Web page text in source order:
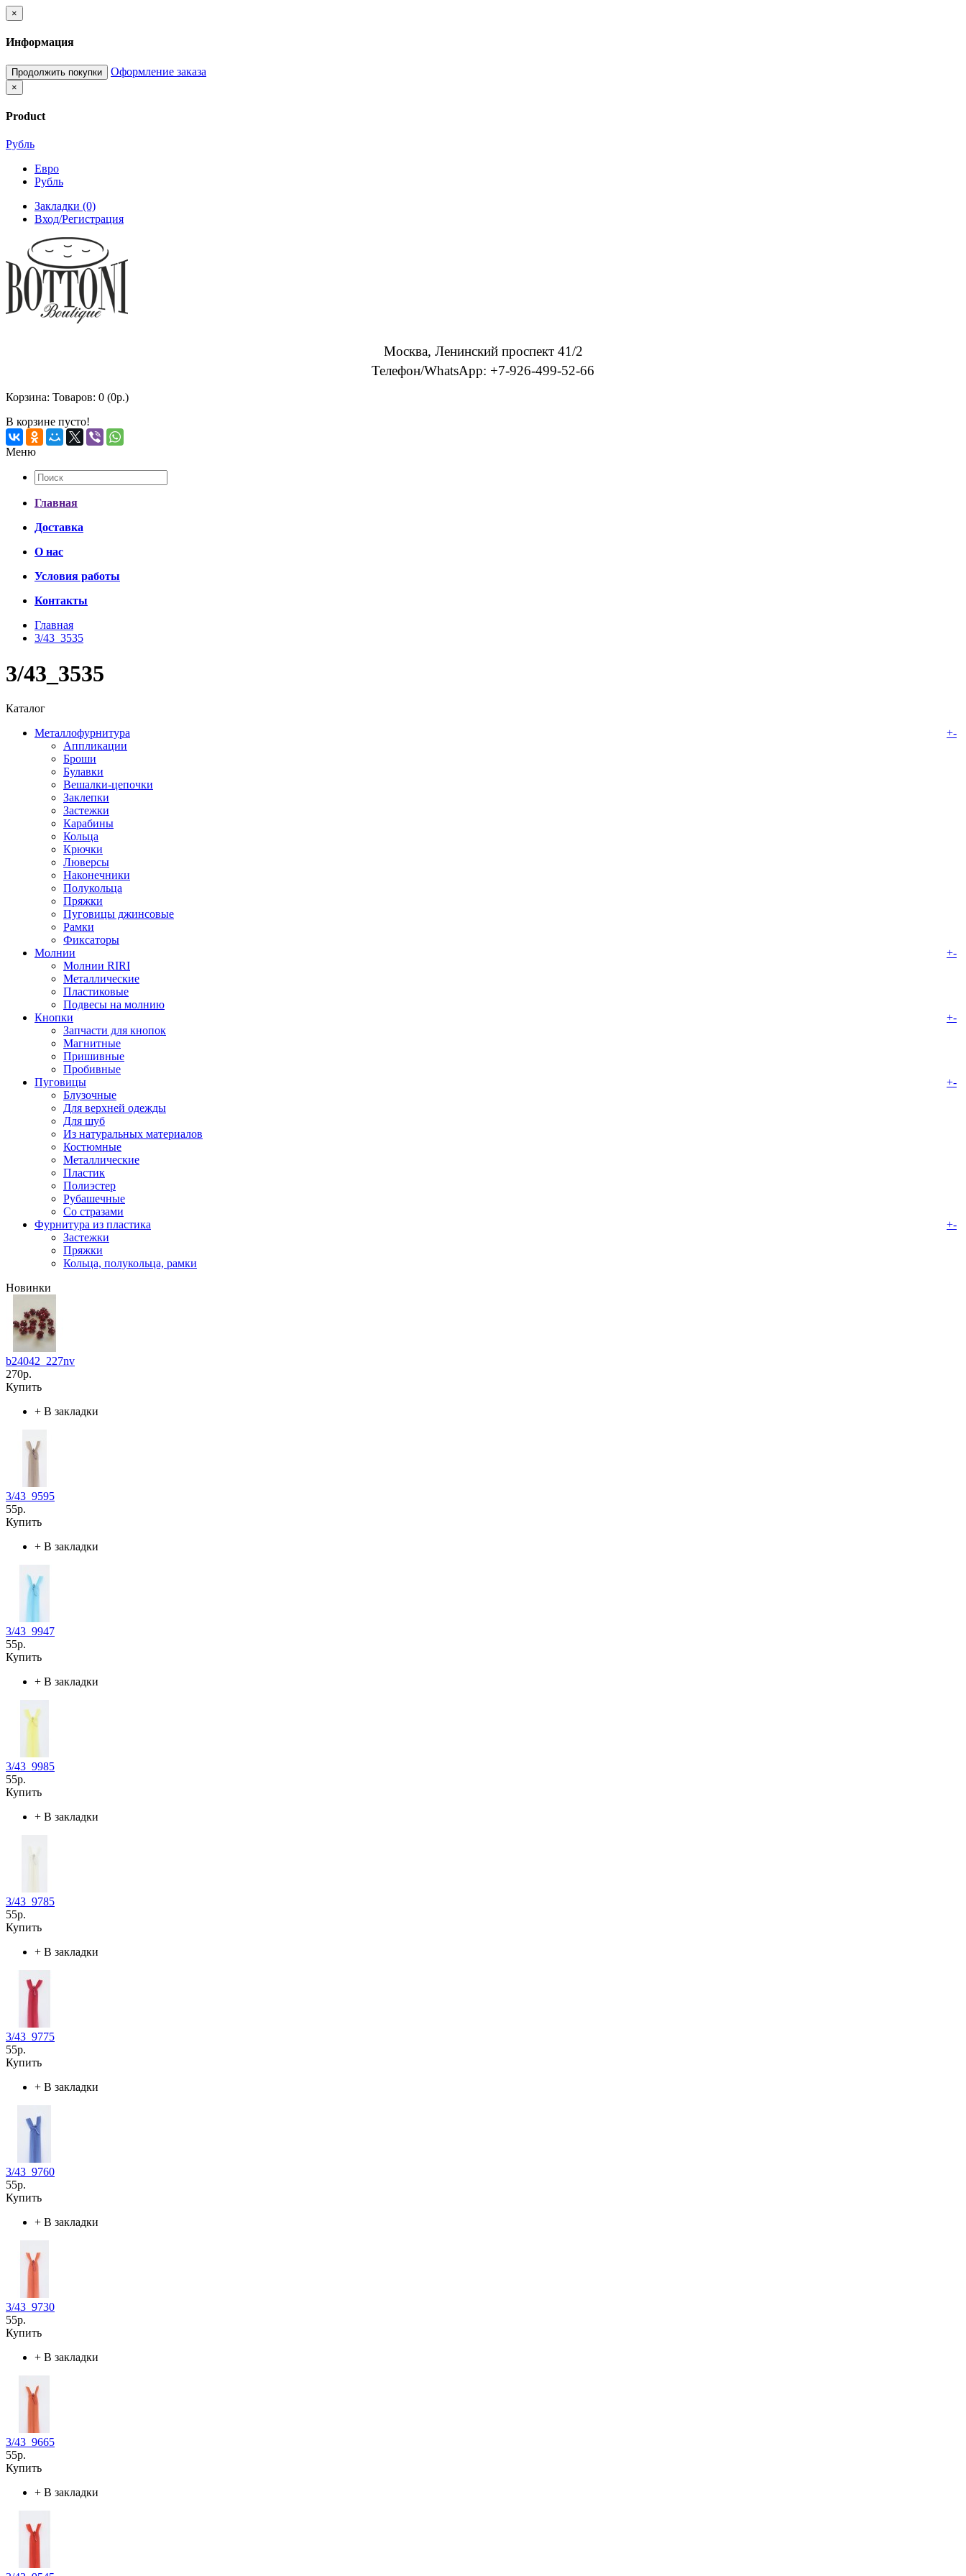
×
Информация
Продолжить покупки Оформление заказа
×
Product
Рубль
Евро
Рубль
Закладки (0)
Вход/Регистрация
Москва, Ленинский проспект 41/2
Телефон/WhatsApp: +7-926-499-52-66
Корзина: Товаров: 0 (0р.)
В корзине пусто!
Меню
Главная
Доставка
О нас
Условия работы
Контакты
Главная
3/43_3535
3/43_3535
Каталог
Металлофурнитура
+-
Аппликации
Броши
Булавки
Вешалки-цепочки
Заклепки
Застежки
Карабины
Кольца
Крючки
Люверсы
Наконечники
Полукольца
Пряжки
Пуговицы джинсовые
Рамки
Фиксаторы
Молнии
+-
Молнии RIRI
Металлические
Пластиковые
Подвесы на молнию
Кнопки
+-
Запчасти для кнопок
Магнитные
Пришивные
Пробивные
Пуговицы
+-
Блузочные
Для верхней одежды
Для шуб
Из натуральных материалов
Костюмные
Металлические
Пластик
Полиэстер
Рубашечные
Со стразами
Фурнитура из пластика
+-
Застежки
Пряжки
Кольца, полукольца, рамки
Новинки
b24042_227nv
270р.
Купить
+ В закладки
3/43_9595
55р.
Купить
+ В закладки
3/43_9947
55р.
Купить
+ В закладки
3/43_9985
55р.
Купить
+ В закладки
3/43_9785
55р.
Купить
+ В закладки
3/43_9775
55р.
Купить
+ В закладки
3/43_9760
55р.
Купить
+ В закладки
3/43_9730
55р.
Купить
+ В закладки
3/43_9665
55р.
Купить
+ В закладки